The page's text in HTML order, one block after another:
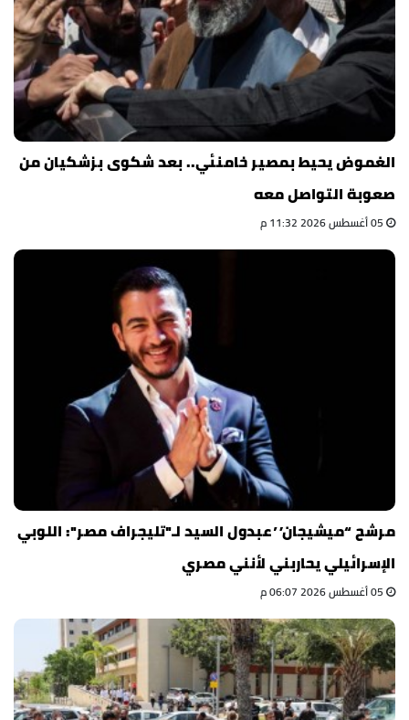
الغموض يحيط بمصير خامنئي.. بعد شكوى بزشكيان من
صعوبة التواصل معه
مرشح “ميشيجان” عبدول السيد لـ"تليجراف مصر": اللوبي
الإسرائيلي يحاربني لأنني مصري